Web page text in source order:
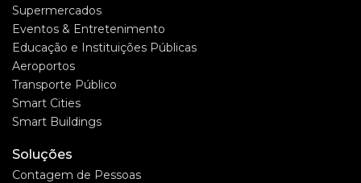
Supermercados
Eventos & Entretenimento
Educação e Instituições Públicas
Aeroportos
Transporte Público
Smart Cities
Smart Buildings
Soluções
Contagem de Pessoas